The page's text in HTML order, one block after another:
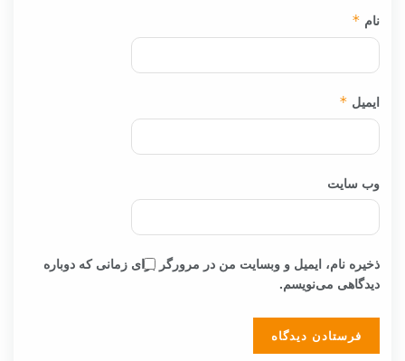
نام *
ایمیل *
وب‌ سایت
ذخیره نام، ایمیل و وبسایت من در مرورگر برای زمانی که دوباره
دیدگاهی می‌نویسم.